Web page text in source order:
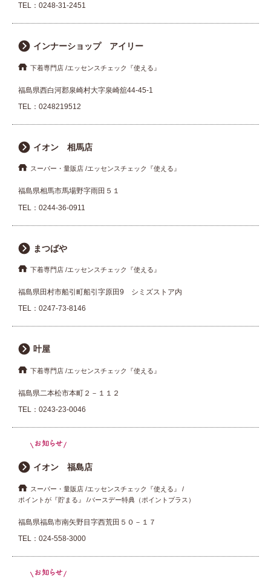
TEL： 0248-31-2451
インナーショップ アイリー
下着専門店 エッセンスチェック『使える』
福島県西白河郡泉崎村大字泉崎舘44-45-1
TEL： 0248219512
イオン 相馬店
スーパー・量販店 エッセンスチェック『使える』
福島県相馬市馬場野字雨田５１
TEL： 0244-36-0911
まつばや
下着専門店 エッセンスチェック『使える』
福島県田村市船引町船引字原田9 シミズストア内
TEL： 0247-73-8146
叶屋
下着専門店 エッセンスチェック『使える』
福島県二本松市本町２－１１２
TEL： 0243-23-0046
イオン 福島店
スーパー・量販店 エッセンスチェック『使える』
ポイントが『貯まる』
バースデー特典（ポイントプラス）
福島県福島市南矢野目字西荒田５０－１７
TEL： 024-558-3000